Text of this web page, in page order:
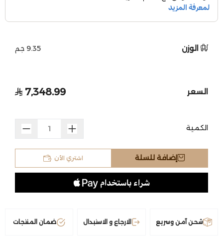
الوزن 9.35 جم
السعر 7,348.99
الكمية
إضافة للسلة اشتري الآن
شحن آمن وسريع الارجاع و الاستبدال ضمان المنتجات